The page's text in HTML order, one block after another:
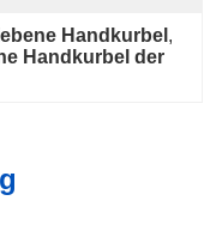
Handkurbel ,
Handkurbel der